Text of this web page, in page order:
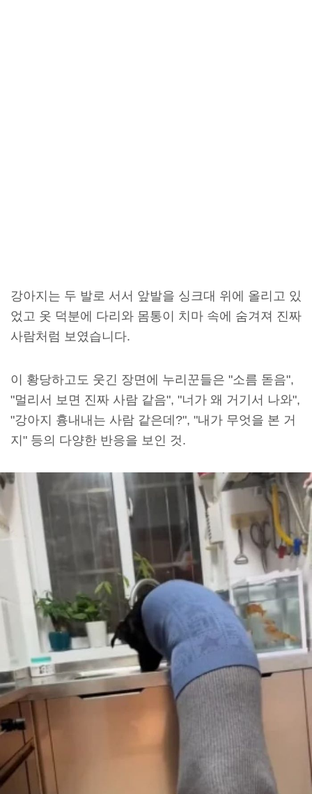
강아지는 두 발로 서서 앞발을 싱크대 위에 올리고 있
었고 옷 덕분에 다리와 몸통이 치마 속에 숨겨져 진짜
사람처럼 보였습니다.
이 황당하고도 웃긴 장면에 누리꾼들은 "소름 돋음",
"멀리서 보면 진짜 사람 같음", "너가 왜 거기서 나와",
"강아지 흉내내는 사람 같은데?", "내가 무엇을 본 거
지" 등의 다양한 반응을 보인 것.